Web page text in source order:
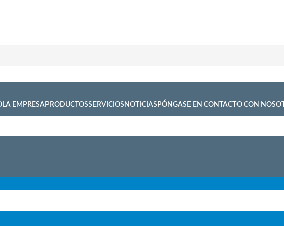
LA EMPRESA PRODUCTOSSERVICIOS NOTICIAS PÓNGASE EN CONTACTO CON